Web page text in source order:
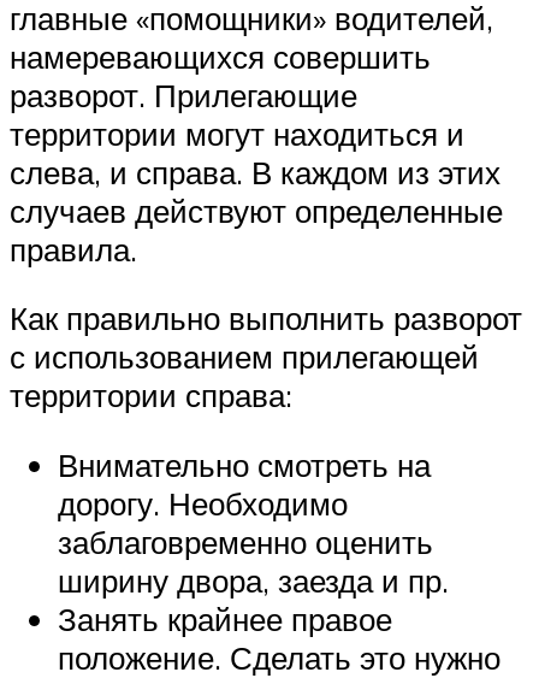
главные «помощники» водителей,
намеревающихся совершить
разворот. Прилегающие
территории могут находиться и
слева, и справа. В каждом из этих
случаев действуют определенные
правила.
Как правильно выполнить разворот
с использованием прилегающей
территории справа:
Внимательно смотреть на
дорогу. Необходимо
заблаговременно оценить
ширину двора, заезда и пр.
Занять крайнее правое
положение. Сделать это нужно